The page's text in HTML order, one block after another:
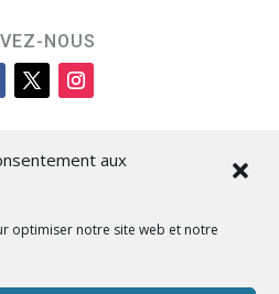
aux
optimiser notre site web et notre
NOUS
L’Isula